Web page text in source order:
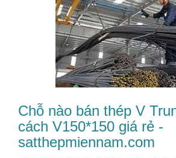
Chỗ nào bán thép V
cách V150*150 giá rẻ -
satthepmiennam.com